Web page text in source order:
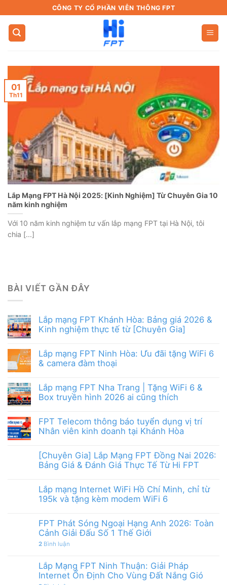
CÔNG TY CỔ PHẦN VIỄN THÔNG FPT
Lắp Mạng FPT Hà Nội 2025: [Kinh Nghiệm] Từ Chuyên Gia 10
năm kinh nghiệm
Với 10 năm kinh nghiệm tư vấn lắp mạng FPT tại Hà Nội, tôi
chia [...]
01
Th11
BÀI VIẾT GẦN ĐÂY
Lắp mạng FPT Khánh Hòa: Bảng giá 2026 &
Kinh nghiệm thực tế từ [Chuyên Gia]
Lắp mạng FPT Ninh Hòa: Ưu đãi tặng WiFi 6
& camera đàm thoại
Lắp mạng FPT Nha Trang | Tặng WiFi 6 &
Box truyền hình 2026 ai cũng thích
FPT Telecom thông báo tuyển dụng vị trí
Nhân viên kinh doanh tại Khánh Hòa
[Chuyên Gia] Lắp Mạng FPT Đồng Nai 2026:
Bảng Giá & Đánh Giá Thực Tế Từ Hi FPT
Lắp mạng Internet WiFi Hồ Chí Minh, chỉ từ
195k và tặng kèm modem WiFi 6
FPT Phát Sóng Ngoại Hạng Anh 2026: Toàn
Cảnh Giải Đấu Số 1 Thế Giới
2 Bình luận
Lắp Mạng FPT Ninh Thuận: Giải Pháp
Internet Ổn Định Cho Vùng Đất Nắng Gió